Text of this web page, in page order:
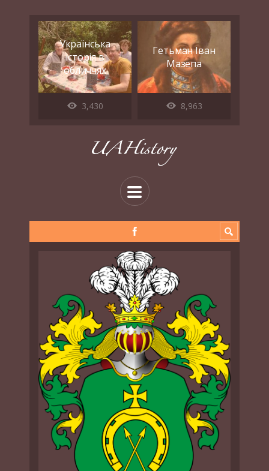
Українська
історія в
обличчях
3,430
Гетьман Іван
Мазепа
8,963